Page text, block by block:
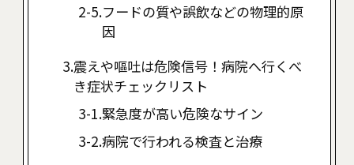
フードの質や誤飲などの物理的原
因
震えや嘔吐は危険信号！病院へ行くべ
き症状チェックリスト
緊急度が高い危険なサイン
病院で行われる検査と治療